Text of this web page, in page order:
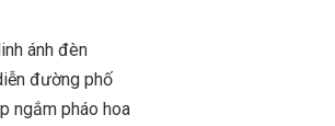
ánh đèn
đường phố
ngắm pháo hoa